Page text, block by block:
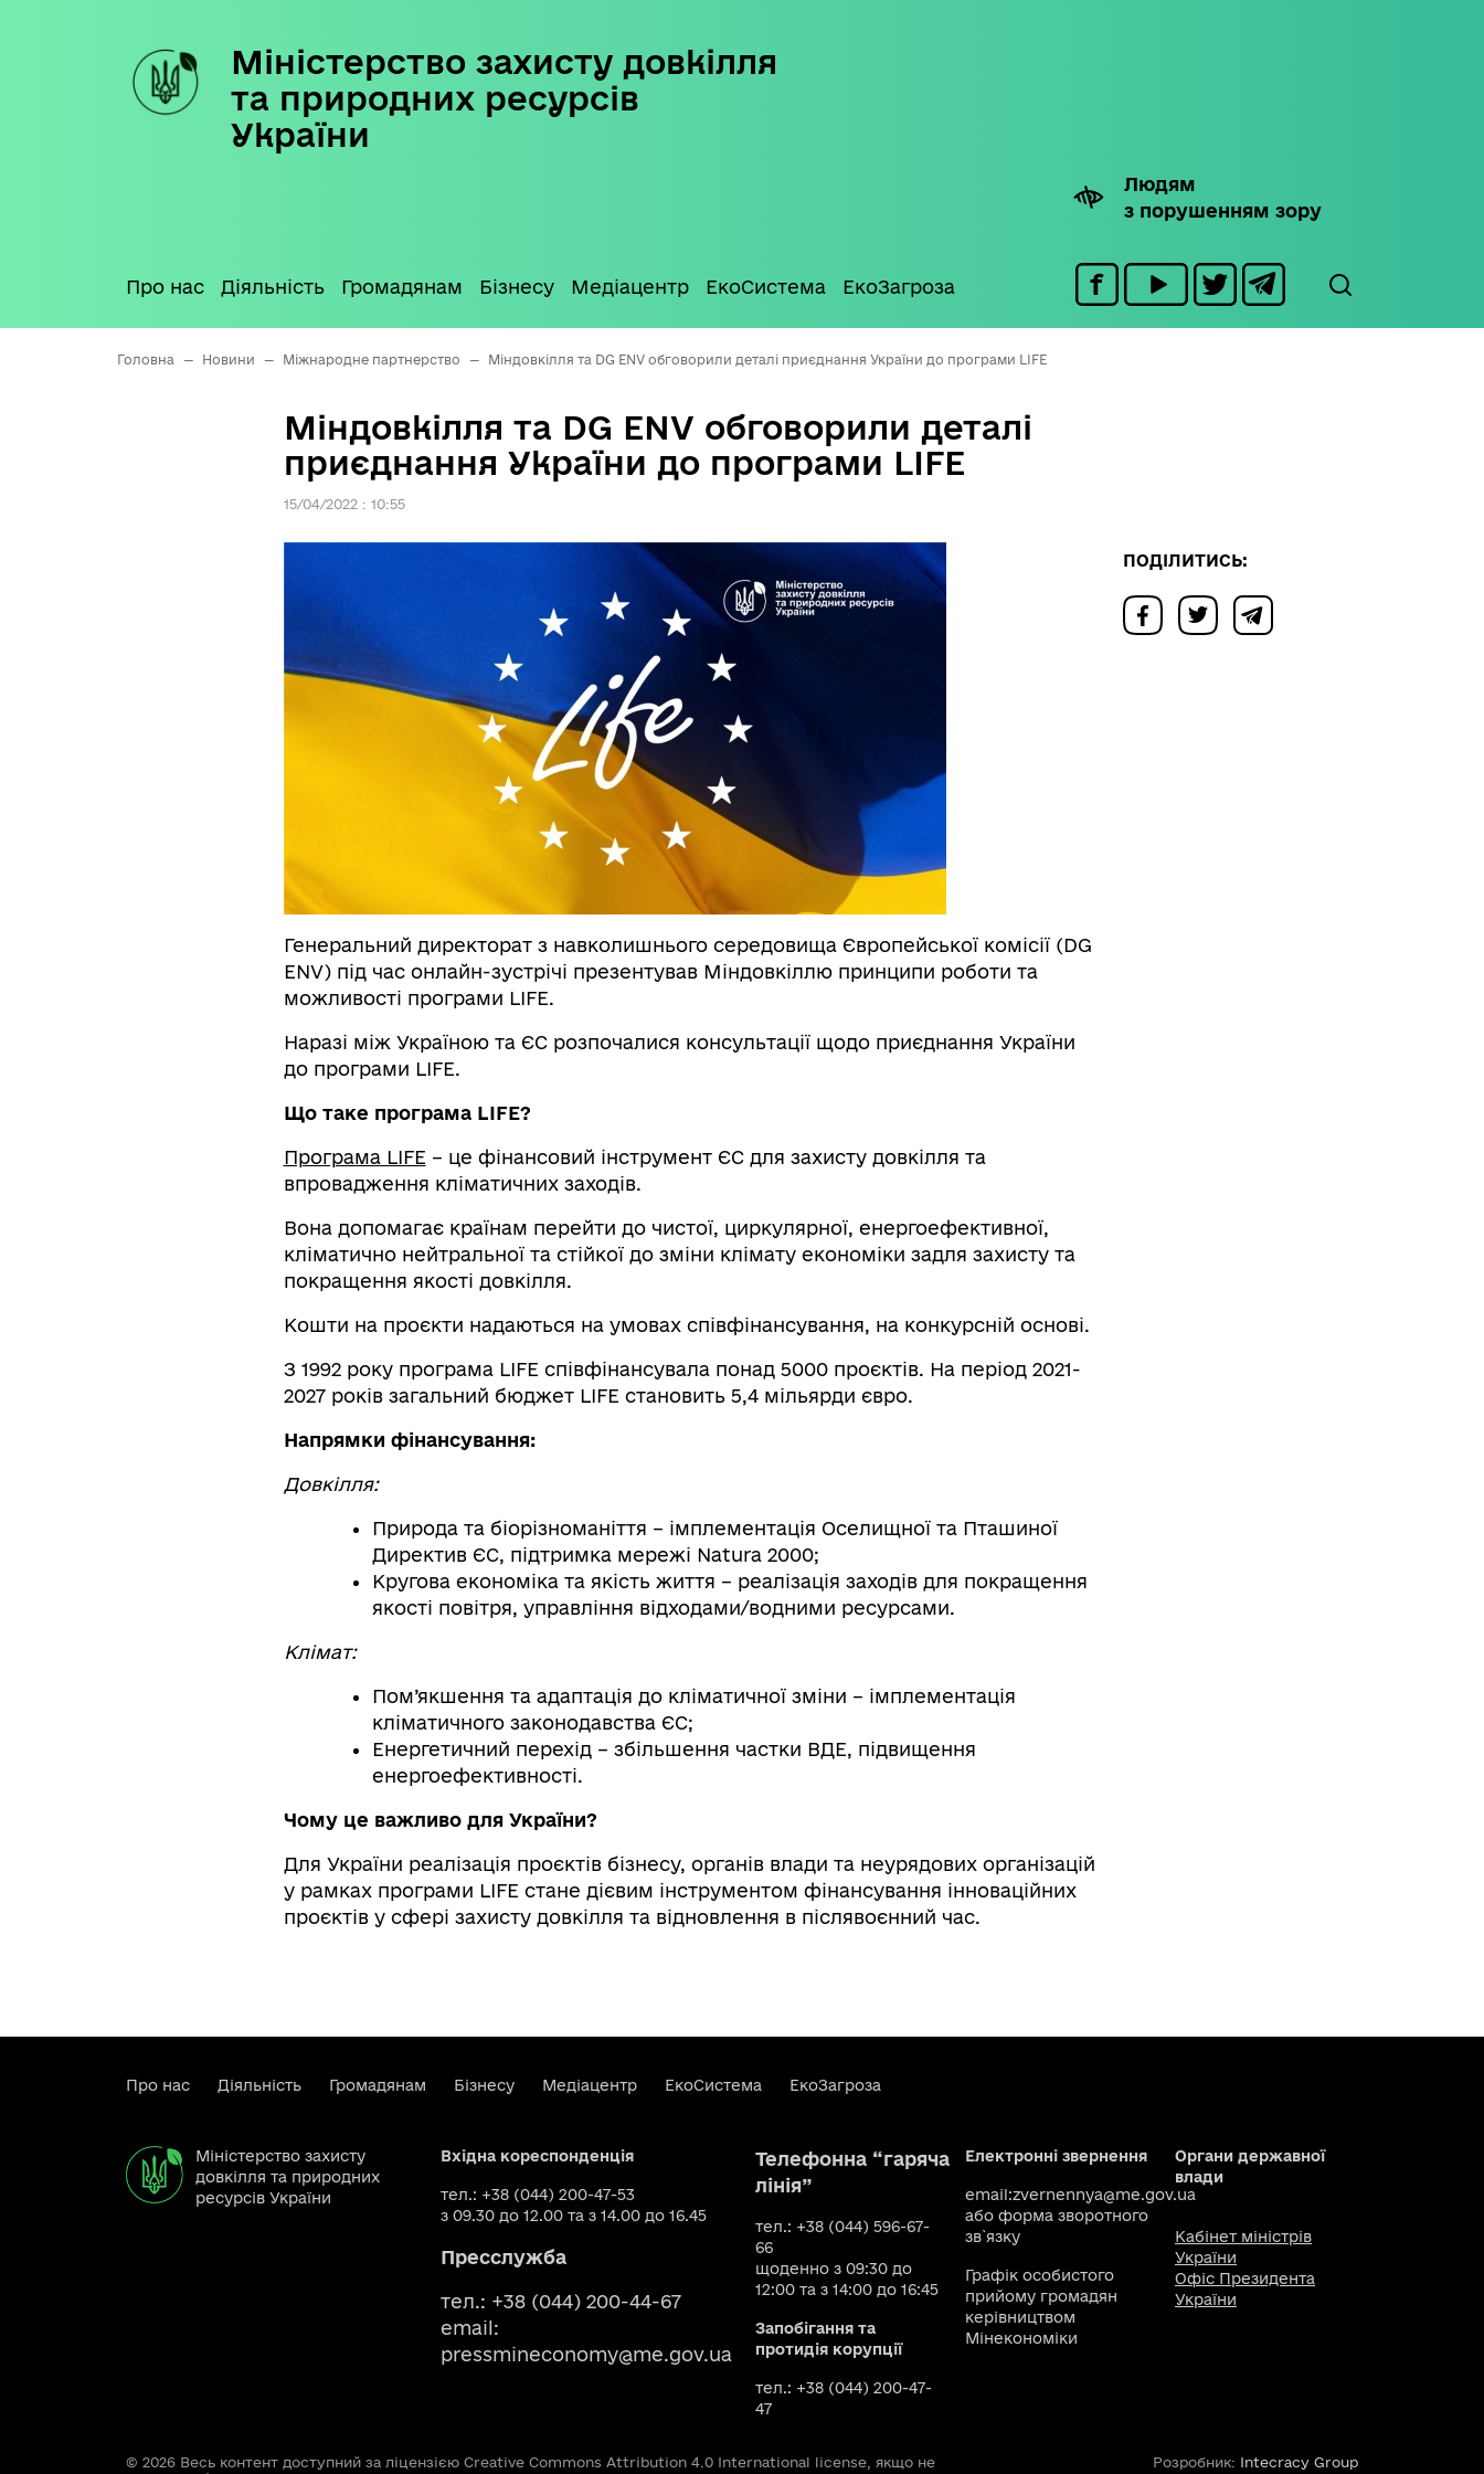
Міністерство захисту довкілля
та природних ресурсів
України
Людям
з порушенням зору
Про нас Діяльність Громадянам Бізнесу Медіацентр ЕкоСистема ЕкоЗагроза
Головна — Новини — Міжнародне партнерство — Міндовкілля та DG ENV обговорили деталі приєднання України до програми LIFE
Міндовкілля та DG ENV обговорили деталі
приєднання України до програми LIFE
15/04/2022 : 10:55
Генеральний директорат з навколишнього середовища Європейської комісії (DG
ENV) під час онлайн-зустрічі презентував Міндовкіллю принципи роботи та
можливості програми LIFE.
Наразі між Україною та ЄС розпочалися консультації щодо приєднання України
до програми LIFE.
Що таке програма LIFE?
Програма LIFE – це фінансовий інструмент ЄС для захисту довкілля та
впровадження кліматичних заходів.
Вона допомагає країнам перейти до чистої, циркулярної, енергоефективної,
кліматично нейтральної та стійкої до зміни клімату економіки задля захисту та
покращення якості довкілля.
Кошти на проєкти надаються на умовах співфінансування, на конкурсній основі.
З 1992 року програма LIFE співфінансувала понад 5000 проєктів. На період 2021-
2027 років загальний бюджет LIFE становить 5,4 мільярди євро.
Напрямки фінансування:
Довкілля:
Природа та біорізноманіття – імплементація Оселищної та Пташиної
Директив ЄС, підтримка мережі Natura 2000;
Кругова економіка та якість життя – реалізація заходів для покращення
якості повітря, управління відходами/водними ресурсами.
Клімат:
Пом’якшення та адаптація до кліматичної зміни – імплементація
кліматичного законодавства ЄС;
Енергетичний перехід – збільшення частки ВДЕ, підвищення
енергоефективності.
Чому це важливо для України?
Для України реалізація проєктів бізнесу, органів влади та неурядових організацій
у рамках програми LIFE стане дієвим інструментом фінансування інноваційних
проєктів у сфері захисту довкілля та відновлення в післявоєнний час.
ПОДІЛИТИСЬ:
Про нас Діяльність Громадянам Бізнесу Медіацентр ЕкоСистема ЕкоЗагроза
Міністерство захисту
довкілля та природних
ресурсів України
Вхідна кореспонденція
тел.: +38 (044) 200-47-53
з 09.30 до 12.00 та з 14.00 до 16.45
Пресслужба
тел.: +38 (044) 200-44-67
email:
pressmineconomy@me.gov.ua
Телефонна “гаряча
лінія”
тел.: +38 (044) 596-67-
66
щоденно з 09:30 до
12:00 та з 14:00 до 16:45
Запобігання та
протидія корупції
тел.: +38 (044) 200-47-
47
Електронні звернення
email:zvernennya@me.gov.ua
або форма зворотного
зв`язку
Графік особистого
прийому громадян
керівництвом
Мінекономіки
Органи державної
влади
Кабінет міністрів
України
Офіс Президента
України
© 2026 Весь контент доступний за ліцензією Creative Commons Attribution 4.0 International license, якщо не
Розробник: Intecracy Group